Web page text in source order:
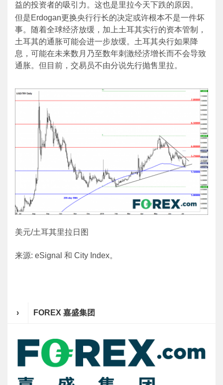
益的投资者的吸引力。这也是里拉今天下跌的原因。
但是Erdogan更换央行行长的决定或许根本不是一件坏
事。随着全球经济放缓，加上土耳其实行的资本管制，
土耳其的通胀可能会进一步放缓。土耳其央行如果降
息，可能在未来数月乃至数年刺激经济增长而不会导致
通胀。但目前，交易员不由分说先行抛售里拉。
美元/土耳其里拉日图
来源: eSignal 和 City Index。
› FOREX 嘉盛集团